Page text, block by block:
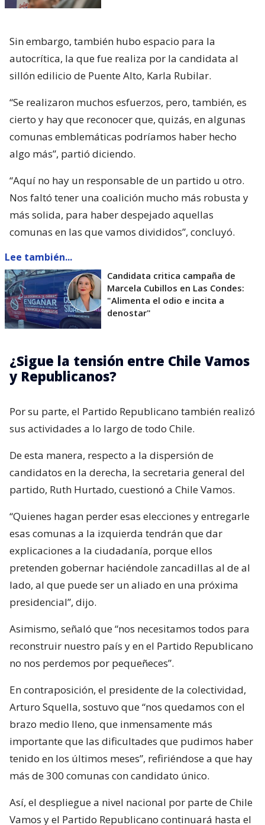
Sin embargo, también hubo espacio para la
autocrítica, la que fue realiza por la candidata al
sillón edilicio de Puente Alto, Karla Rubilar.
“Se realizaron muchos esfuerzos, pero, también, es
cierto y hay que reconocer que, quizás, en algunas
comunas emblemáticas podríamos haber hecho
algo más”, partió diciendo.
“Aquí no hay un responsable de un partido u otro.
Nos faltó tener una coalición mucho más robusta y
más solida, para haber despejado aquellas
comunas en las que vamos divididos”, concluyó.
Lee también...
Candidata critica campaña de
Marcela Cubillos en Las Condes:
"Alimenta el odio e incita a
denostar"
¿Sigue la tensión entre Chile Vamos
y Republicanos?
Por su parte, el Partido Republicano también realizó
sus actividades a lo largo de todo Chile.
De esta manera, respecto a la dispersión de
candidatos en la derecha, la secretaria general del
partido, Ruth Hurtado, cuestionó a Chile Vamos.
“Quienes hagan perder esas elecciones y entregarle
esas comunas a la izquierda tendrán que dar
explicaciones a la ciudadanía, porque ellos
pretenden gobernar haciéndole zancadillas al de al
lado, al que puede ser un aliado en una próxima
presidencial”, dijo.
Asimismo, señaló que “nos necesitamos todos para
reconstruir nuestro país y en el Partido Republicano
no nos perdemos por pequeñeces”.
En contraposición, el presidente de la colectividad,
Arturo Squella, sostuvo que “nos quedamos con el
brazo medio lleno, que inmensamente más
importante que las dificultades que pudimos haber
tenido en los últimos meses”, refiriéndose a que hay
más de 300 comunas con candidato único.
Así, el despliegue a nivel nacional por parte de Chile
Vamos y el Partido Republicano continuará hasta el